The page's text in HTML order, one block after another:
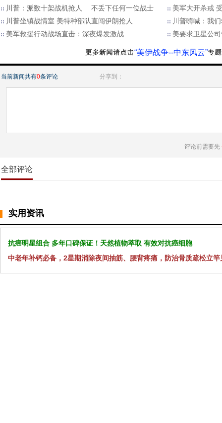
川普：派数十架战机抢人 不丢下任何一位战士
美军大开杀戒
川普坐镇战情室 美特种部队直闯伊朗抢人
川普嗨喊：我
美军救援行动战场直击：深夜爆发激战
美要求卫星公
“美伊战争--中东风云”
当前新闻共有0条评论 分享到：
评论前需要先
全部评论
实用资讯
抗癌明星组合 多年口碑保证！天然植物萃取 有效对抗癌细胞
中老年补钙必备，2星期消除夜间抽筋、腰背疼痛，防治骨质疏松立竿